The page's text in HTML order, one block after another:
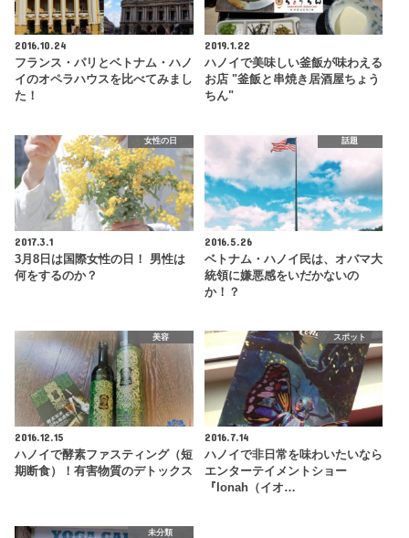
2016.10.24
フランス・パリとベトナム・ハノ
イのオペラハウスを比べてみまし
た！
2019.1.22
ハノイで美味しい釜飯が味わえる
お店 "釜飯と串焼き居酒屋ちょう
ちん"
女性の日
2017.3.1
3月8日は国際女性の日！ 男性は
何をするのか？
話題
2016.5.26
ベトナム・ハノイ民は、オバマ大
統領に嫌悪感をいだかないの
か！？
美容
2016.12.15
ハノイで酵素ファスティング（短
期断食）！有害物質のデトックス
スポット
2016.7.14
ハノイで非日常を味わいたいなら
エンターテイメントショー
『Ionah（イオ…
未分類